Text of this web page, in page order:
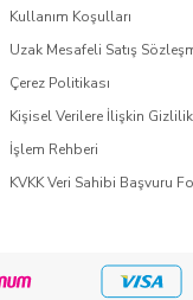
Kullanım Koşulları
Uzak Mesafeli Satış
Çerez Politikası
Kişisel Verilere İlişkin
İşlem Rehberi
KVKK Veri Sahibi Başvuru